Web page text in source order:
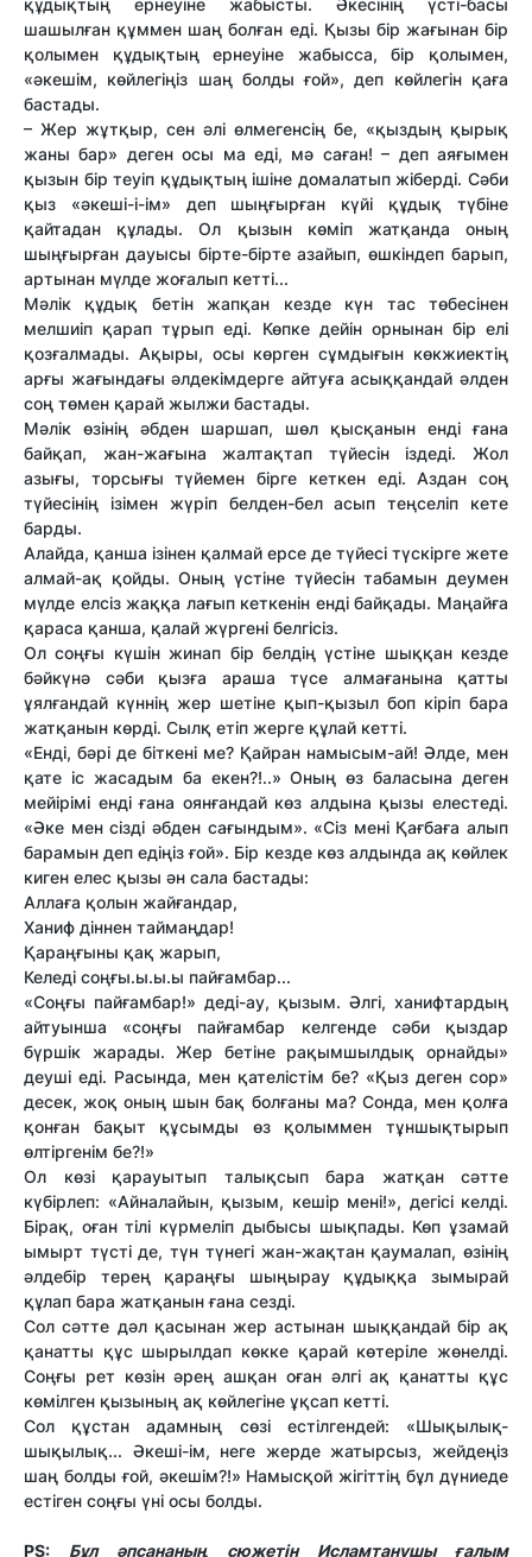
құдықтың ернеуіне жабысты. Әкесінің үсті-басы
шашылған құммен шаң болған еді. Қызы бір жағынан бір
қолымен құдықтың ернеуіне жабысса, бір қолымен,
«әкешім, көйлегіңіз шаң болды ғой», деп көйлегін қаға
бастады.
– Жер жұтқыр, сен әлі өлмегенсің бе, «қыздың қырық
жаны бар» деген осы ма еді, мә саған! – деп аяғымен
қызын бір теуіп құдықтың ішіне домалатып жіберді. Сәби
қыз «әкеші-і-ім» деп шыңғырған күйі құдық түбіне
қайтадан құлады. Ол қызын көміп жатқанда оның
шыңғырған дауысы бірте-бірте азайып, өшкіндеп барып,
артынан мүлде жоғалып кетті...
Мәлік құдық бетін жапқан кезде күн тас төбесінен
мелшиіп қарап тұрып еді. Көпке дейін орнынан бір елі
қозғалмады. Ақыры, осы көрген сұмдығын көкжиектің
арғы жағындағы әлдекімдерге айтуға асыққандай әлден
соң төмен қарай жылжи бастады.
Мәлік өзінің әбден шаршап, шөл қысқанын енді ғана
байқап, жан-жағына жалтақтап түйесін іздеді. Жол
азығы, торсығы түйемен бірге кеткен еді. Аздан соң
түйесінің ізімен жүріп белден-бел асып теңселіп кете
барды.
Алайда, қанша ізінен қалмай ерсе де түйесі түскірге жете
алмай-ақ қойды. Оның үстіне түйесін табамын деумен
мүлде елсіз жаққа лағып кеткенін енді байқады. Маңайға
қараса қанша, қалай жүргені белгісіз.
Ол соңғы күшін жинап бір белдің үстіне шыққан кезде
бәйкүнә сәби қызға араша түсе алмағанына қатты
ұялғандай күннің жер шетіне қып-қызыл боп кіріп бара
жатқанын көрді. Сылқ етіп жерге құлай кетті.
«Енді, бәрі де біткені ме? Қайран намысым-ай! Әлде, мен
қате іс жасадым ба екен?!..» Оның өз баласына деген
мейірімі енді ғана оянғандай көз алдына қызы елестеді.
«Әке мен сізді әбден сағындым». «Сіз мені Қағбаға алып
барамын деп едіңіз ғой». Бір кезде көз алдында ақ көйлек
киген елес қызы ән сала бастады:
Аллаға қолын жайғандар,
Ханиф діннен таймаңдар!
Қараңғыны қақ жарып,
Келеді соңғы.ы.ы.ы пайғамбар...
«Соңғы пайғамбар!» деді-ау, қызым. Әлгі, ханифтардың
айтуынша «соңғы пайғамбар келгенде сәби қыздар
бүршік жарады. Жер бетіне рақымшылдық орнайды»
деуші еді. Расында, мен қателістім бе? «Қыз деген сор»
десек, жоқ оның шын бақ болғаны ма? Сонда, мен қолға
қонған бақыт құсымды өз қолыммен тұншықтырып
өлтіргенім бе?!»
Ол көзі қарауытып талықсып бара жатқан сәтте
күбірлеп: «Айналайын, қызым, кешір мені!», дегісі келді.
Бірақ, оған тілі күрмеліп дыбысы шықпады. Көп ұзамай
ымырт түсті де, түн түнегі жан-жақтан қаумалап, өзінің
әлдебір терең қараңғы шыңырау құдыққа зымырай
құлап бара жатқанын ғана сезді.
Сол сәтте дәл қасынан жер астынан шыққандай бір ақ
қанатты құс шырылдап көкке қарай көтеріле жөнелді.
Соңғы рет көзін әрең ашқан оған әлгі ақ қанатты құс
көмілген қызының ақ көйлегіне ұқсап кетті.
Сол құстан адамның сөзі естілгендей: «Шықылық-
шықылық... Әкеші-ім, неге жерде жатырсыз, жейдеңіз
шаң болды ғой, әкешім?!» Намысқой жігіттің бұл дүниеде
естіген соңғы үні осы болды.
PS: Бұл әпсананың сюжетін Исламтанушы ғалым